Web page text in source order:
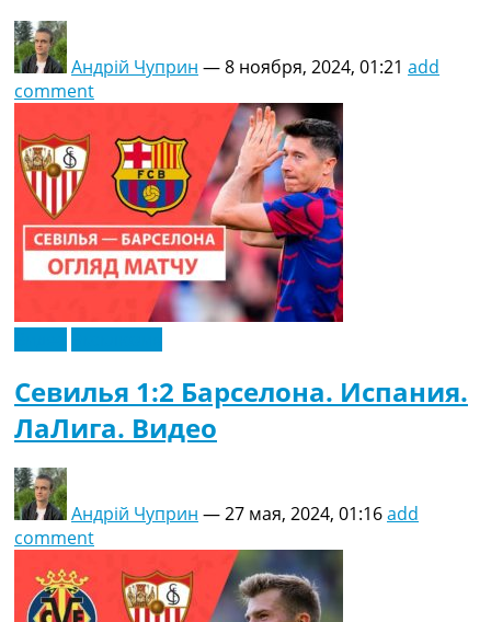
Андрій Чуприн —8 ноября, 2024, 01:21 add
comment
Севилья 1:2 Барселона. Испания.
ЛаЛига. Видео
Андрій Чуприн —27 мая, 2024, 01:16add
comment